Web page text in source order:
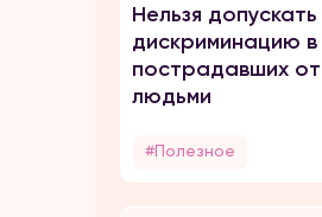
Нельзя допускать
дискриминацию
пострадавших
людьми
#Полезное